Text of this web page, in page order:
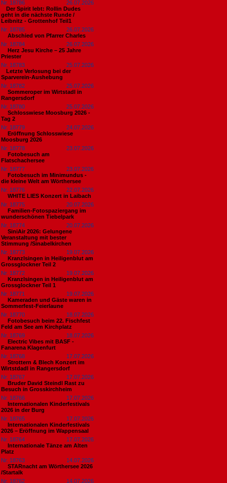
Nr. 18786
26.07.2026
​Der Spirit lebt: Rollin Dudes
geht in die nächste Runde /
Leibnitz - Grottenhof Teil1
Nr. 18785
26.07.2026
Abschied von Pfarrer Charles
Nr. 18784
26.07.2026
Herz Jesu Kirche – 25 Jahre
Priester
Nr. 18783
25.07.2026
​Letzte Verlosung bei der
Sparverein-Aushebung
Nr. 18782
25.07.2026
Sommeroper im Wirtstadl in
Rangersdorf
Nr. 18780
25.07.2026
Schlosswiese Moosburg 2026 -
Tag 2
Nr. 18779
24.07.2026
Eröffnung Schlosswiese
Moosburg 2026
Nr. 18778
23.07.2026
Fotobesuch am
Flatschachersee
Nr. 18777
23.07.2026
Fotobesuch im Minimundus -
die kleine Welt am Wörthersee
Nr. 18776
22.07.2026
WHITE LIES Konzert in Laibach
Nr. 18775
20.07.2026
Familien-Fotospaziergang im
wunderschönen Tiebelpark
Nr. 18774
20.07.2026
SiniAir 2026: Gelungene
Veranstaltung mit bester
Stimmung /Sinabelkirchen
Nr. 18773
19.07.2026
Kranzlsingen in Heiligenblut am
Grossglockner Teil 2
Nr. 18772
19.07.2026
Kranzlsingen in Heiligenblut am
Grossglockner Teil 1
Nr. 18771
19.07.2026
Kameraden und Gäste waren in
Sommerfest-Feierlaune
Nr. 18770
18.07.2026
Fotobesuch beim 22. Fischfest
Feld am See am Kirchplatz
Nr. 18769
18.07.2026
Electric Vibes mit BASF -
Fanarena Klagenfurt
Nr. 18768
17.07.2026
Strottern & Blech Konzert im
Wirtstdadl in Rangersdorf
Nr. 18767
17.07.2026
Bruder David Steindl Rast zu
Besuch in Grosskirchheim
Nr. 18766
17.07.2026
Internationalen Kinderfestivals
2026 in der Burg
Nr. 18765
17.07.2026
Internationalen Kinderfestivals
2026 – Eröffnung im Wappensaal
Nr. 18764
17.07.2026
Internationale Tänze am Alten
Platz
Nr. 18763
14.07.2026
STARnacht am Wörthersee 2026
/Startalk
Nr. 18762
14.07.2026